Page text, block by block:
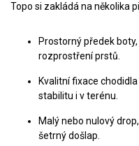
Topo si zakládá na několika
Prostorný předek
rozprostření prstů.
Kvalitní fixace
stabilitu i v terénu.
Malý nebo nulový
šetrný došlap.